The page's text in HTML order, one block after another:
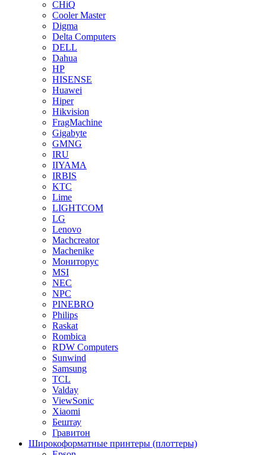
CHiQ
Cooler Master
Digma
Delta Computers
DELL
Dahua
HP
HISENSE
Huawei
Hiper
Hikvision
FragMachine
Gigabyte
GMNG
IRU
IIYAMA
IRBIS
KTC
Lime
LIGHTCOM
LG
Lenovo
Machcreator
Machenike
Мониторус
MSI
NEC
NPC
PINEBRO
Philips
Raskat
Rombica
RDW Computers
Sunwind
Samsung
TCL
Valday
ViewSonic
Xiaomi
Бештау
Гравитон
Широкоформатные принтеры (плоттеры)